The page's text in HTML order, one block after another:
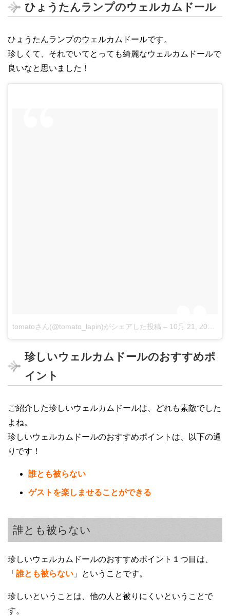
ひょうたんランプのウェルカムドール
ひょうたんランプのウェルカムドールです。
珍しくて、それでいてとっても綺麗なウェルカムドールで
良いなと思いました！
tomatoさん(@tomato_lapin)がシェアした投稿 – 10月 21, 2017 at 5:27午前 PDT
珍しいウェルカムドールのおすすめポ
イント
ご紹介した珍しいウェルカムドールは、どれも素敵でした
よね。
珍しいウェルカムドールのおすすめポイントは、以下の通
りです！
誰とも被らない
ゲストを楽しませることができる
誰とも被らない
珍しいウェルカムドールのおすすめポイント１つ目は、
「 誰とも被らない 」ということです。
珍しいということは、他の人と被りにくいということで
す。